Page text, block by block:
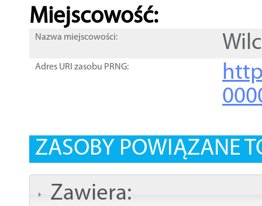
Miejscowość:
Nazwa miejscowości:
Adres URI zasobu PRNG:
ZASOBY POWIĄZANE
Zawiera: